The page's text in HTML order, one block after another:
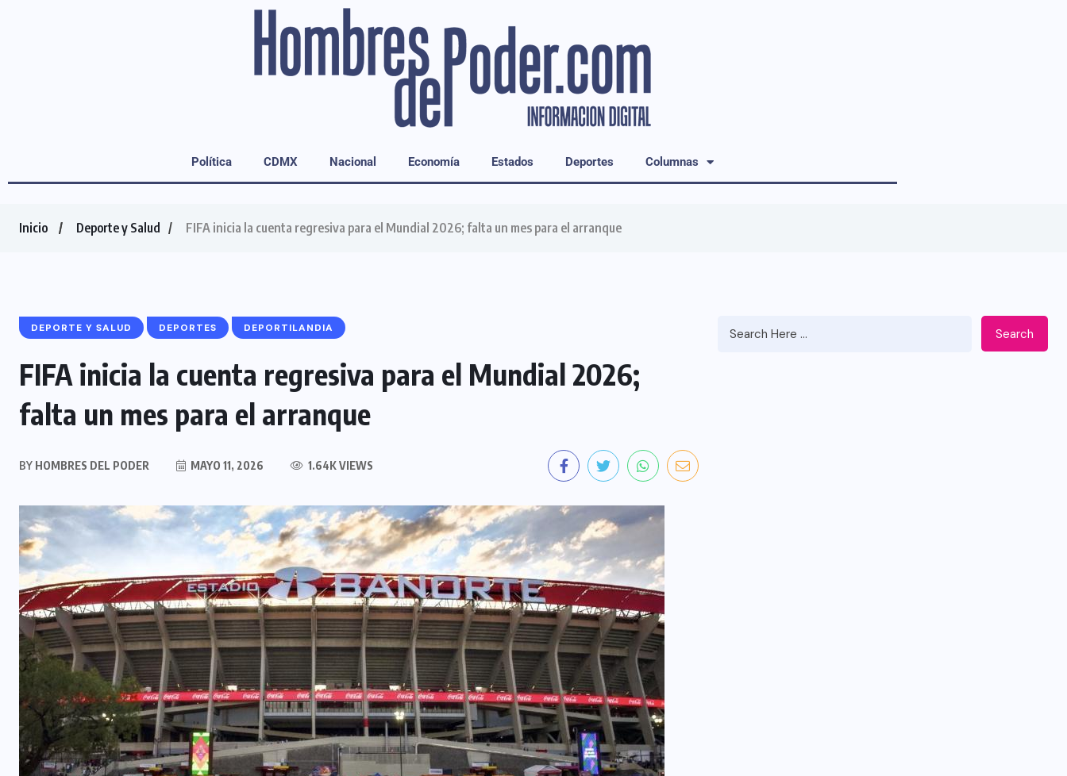
Política CDMX Nacional Economía Estados Deportes Columnas
Inicio Deporte y Salud FIFA inicia la cuenta regresiva para el Mundial 2026; falta un mes para el arranque
DEPORTE Y SALUD DEPORTES DEPORTILANDIA
FIFA inicia la cuenta regresiva para el Mundial 2026;
falta un mes para el arranque
BY HOMBRES DEL PODER MAYO 11, 2026 1.64K VIEWS
Search